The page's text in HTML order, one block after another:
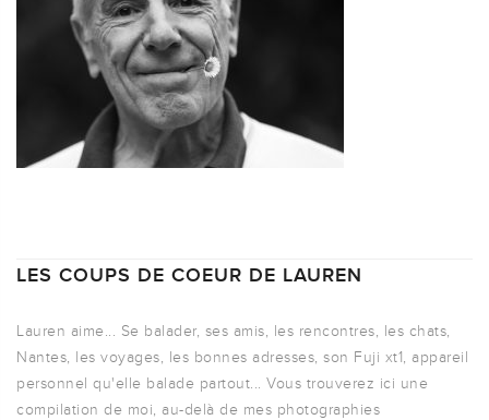
LES COUPS DE COEUR DE LAUREN
Lauren aime... Se balader, ses amis, les rencontres, les chats,
Nantes, les voyages, les bonnes adresses, son Fuji xt1, appareil
personnel qu'elle balade partout... Vous trouverez ici une
compilation de moi, au-delà de mes photographies